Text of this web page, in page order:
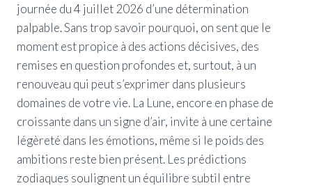
journée du 4 juillet 2026 d’une détermination
palpable. Sans trop savoir pourquoi, on sent que le
moment est propice à des actions décisives, des
remises en question profondes et, surtout, à un
renouveau qui peut s’exprimer dans plusieurs
domaines de votre vie. La Lune, encore en phase de
croissante dans un signe d’air, invite à une certaine
légèreté dans les émotions, même si le poids des
ambitions reste bien présent. Les prédictions
zodiaques soulignent un équilibre subtil entre